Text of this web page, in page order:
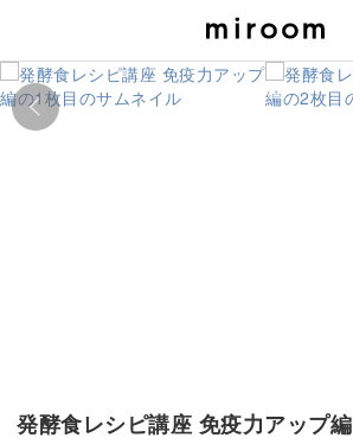
発酵食レシピ講座 免疫力アップ編